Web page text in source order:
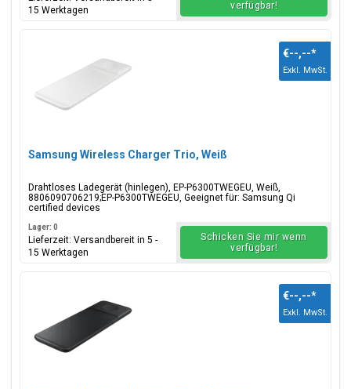
15 Werktagen
verfügbar!
Samsung Wireless Charger Trio, Weiß
Drahtloses Ladegerät (hinlegen), EP-P6300TWEGEU, Weiß,
8806090706219;EP-P6300TWEGEU, Geeignet für: Samsung Qi
certified devices
€--,--*
Exkl. MwSt.
Lager: 0
Lieferzeit: Versandbereit in 5 -
15 Werktagen
Schicken Sie mir wenn
verfügbar!
€--,--*
Exkl. MwSt.